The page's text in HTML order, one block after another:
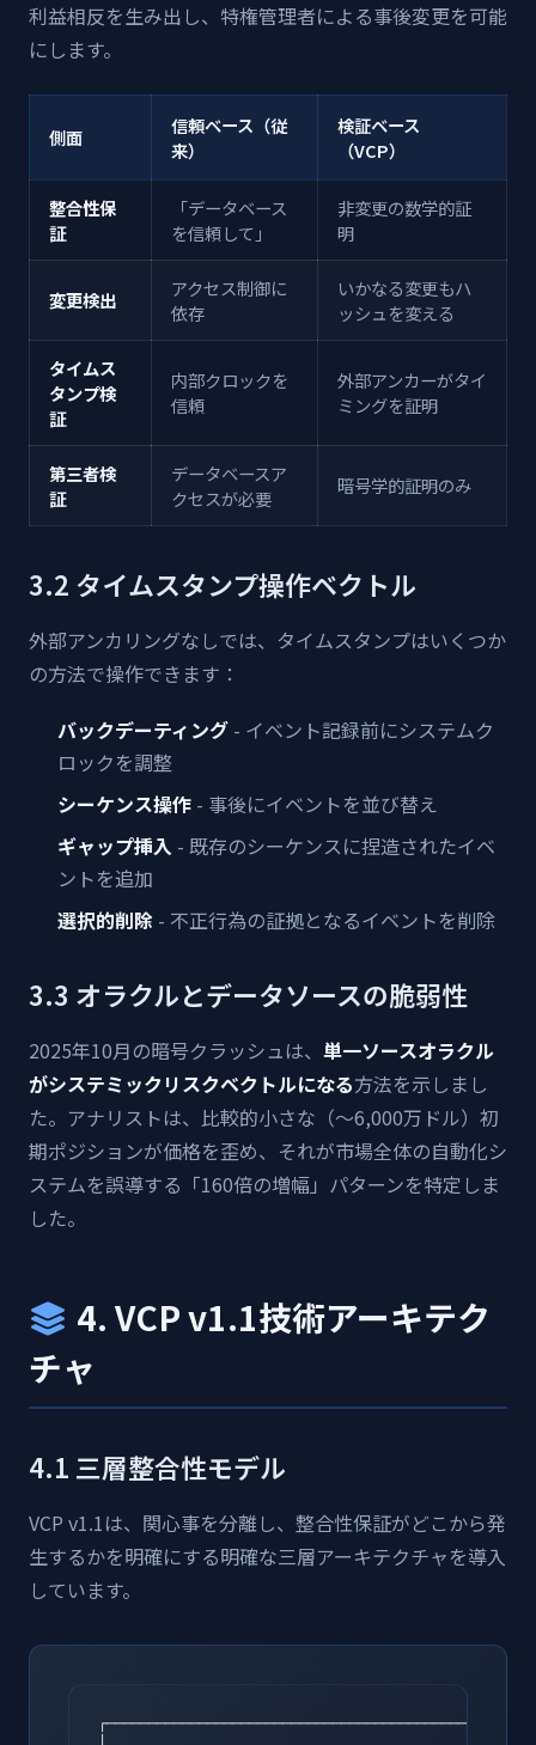
利益相反を生み出し、特権管理者による事後変更を可能
にします。
側面
信頼ベース（従
来）
検証ベース
（VCP）
整合性保
証
「データベース
を信頼して」
非変更の数学的証
明
変更検出
アクセス制御に
依存
いかなる変更もハ
ッシュを変える
タイムス
タンプ検
証
内部クロックを
信頼
外部アンカーがタイ
ミングを証明
第三者検
証
データベースア
クセスが必要
暗号学的証明のみ
3.2 タイムスタンプ操作ベクトル
外部アンカリングなしでは、タイムスタンプはいくつか
の方法で操作できます：
バックデーティング - イベント記録前にシステムク
ロックを調整
シーケンス操作 - 事後にイベントを並び替え
ギャップ挿入 - 既存のシーケンスに捏造されたイベ
ントを追加
選択的削除 - 不正行為の証拠となるイベントを削除
3.3 オラクルとデータソースの脆弱性
2025年10月の暗号クラッシュは、 単一ソースオラクル
がシステミックリスクベクトルになる方法を示しまし
た。アナリストは、比較的小さな（〜6,000万ドル）初
期ポジションが価格を歪め、それが市場全体の自動化シ
ステムを誤導する「160倍の増幅」パターンを特定しま
した。
4. VCP v1.1技術アーキテク
チャ
4.1 三層整合性モデル
VCP v1.1は、関心事を分離し、整合性保証がどこから発
生するかを明確にする明確な三層アーキテクチャを導入
しています。